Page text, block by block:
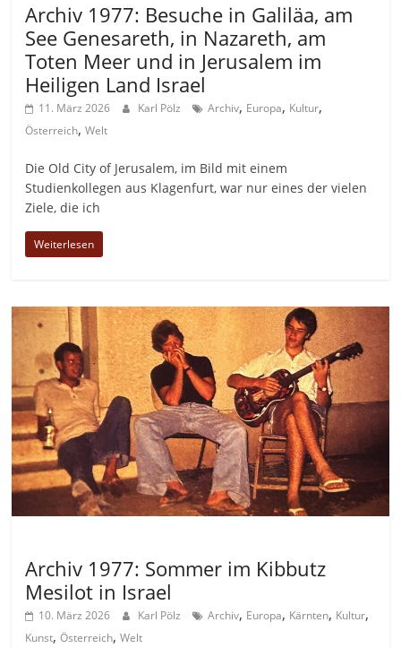
Archiv 1977: Besuche in Galiläa, am
See Genesareth, in Nazareth, am
Toten Meer und in Jerusalem im
Heiligen Land Israel
11. März 2026 Karl Pölz Archiv, Europa, Kultur,
Österreich,Welt
Die Old City of Jerusalem, im Bild mit einem
Studienkollegen aus Klagenfurt, war nur eines der vielen
Ziele, die ich
Weiterlesen
Archiv 1977: Sommer im Kibbutz
Mesilot in Israel
10. März 2026 Karl Pölz Archiv, Europa, Kärnten, Kultur,
Kunst,Österreich,Welt